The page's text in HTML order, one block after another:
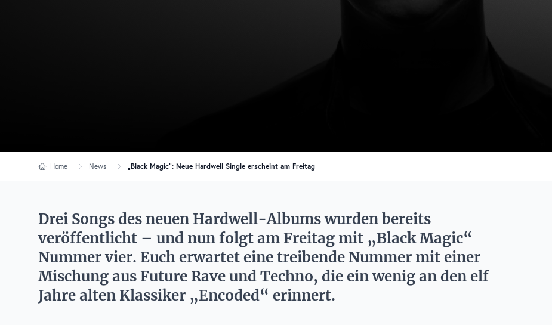
Home News „Black Magic“: Neue Hardwell Single erscheint am Freitag
Drei Songs des neuen Hardwell-Albums wurden bereits
veröffentlicht – und nun folgt am Freitag mit „Black Magic“
Nummer vier. Euch erwartet eine treibende Nummer mit einer
Mischung aus Future Rave und Techno, die ein wenig an den elf
Jahre alten Klassiker „Encoded“ erinnert.